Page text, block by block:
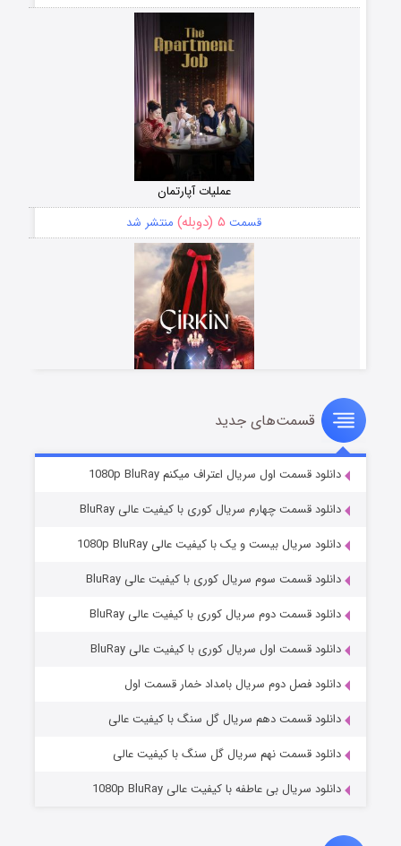
عملیات آپارتمان
قسمت ۵ (دوبله) منتشر شد
سریال زشت
قسمت۲ (زیرنویس) منتشر شد
مردگان متحرک: شهر مرده ۳
قسمت۲ (زیرنویس) منتشر شد
قسمت‌های جدید
دانلود قسمت اول سریال اعتراف میکنم 1080p BluRay
دانلود قسمت چهارم سریال کوری با کیفیت عالی BluRay
دانلود سریال بیست و یک با کیفیت عالی 1080p BluRay
دانلود قسمت سوم سریال کوری با کیفیت عالی BluRay
دانلود قسمت دوم سریال کوری با کیفیت عالی BluRay
دانلود قسمت اول سریال کوری با کیفیت عالی BluRay
دانلود فصل دوم سریال بامداد خمار قسمت اول
دانلود قسمت دهم سریال گل سنگ با کیفیت عالی
دانلود قسمت نهم سریال گل سنگ با کیفیت عالی
دانلود سریال بی عاطفه با کیفیت عالی 1080p BluRay